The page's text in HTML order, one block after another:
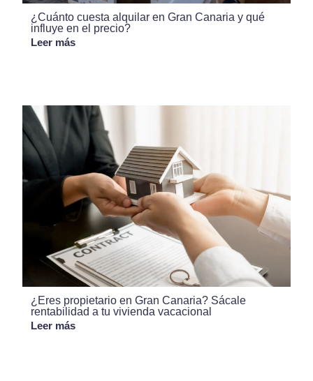
¿Cuánto cuesta alquilar en Gran Canaria y qué
influye en el precio?
Leer más
¿Eres propietario en Gran Canaria? Sácale
rentabilidad a tu vivienda vacacional
Leer más